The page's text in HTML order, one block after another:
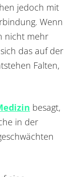
jedoch mit
Wenn
nicht mehr
das auf der
Falten,
besagt,
in der